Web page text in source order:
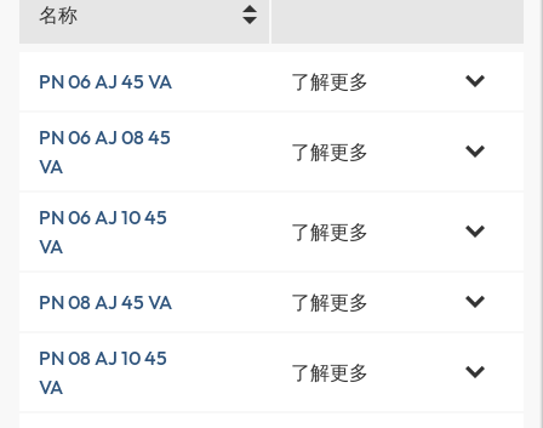
名称
PN 06 AJ 45 VA 了解更多
PN 06 AJ 08 45
VA
了解更多
PN 06 AJ 10 45
VA
了解更多
PN 08 AJ 45 VA 了解更多
PN 08 AJ 10 45
VA
了解更多